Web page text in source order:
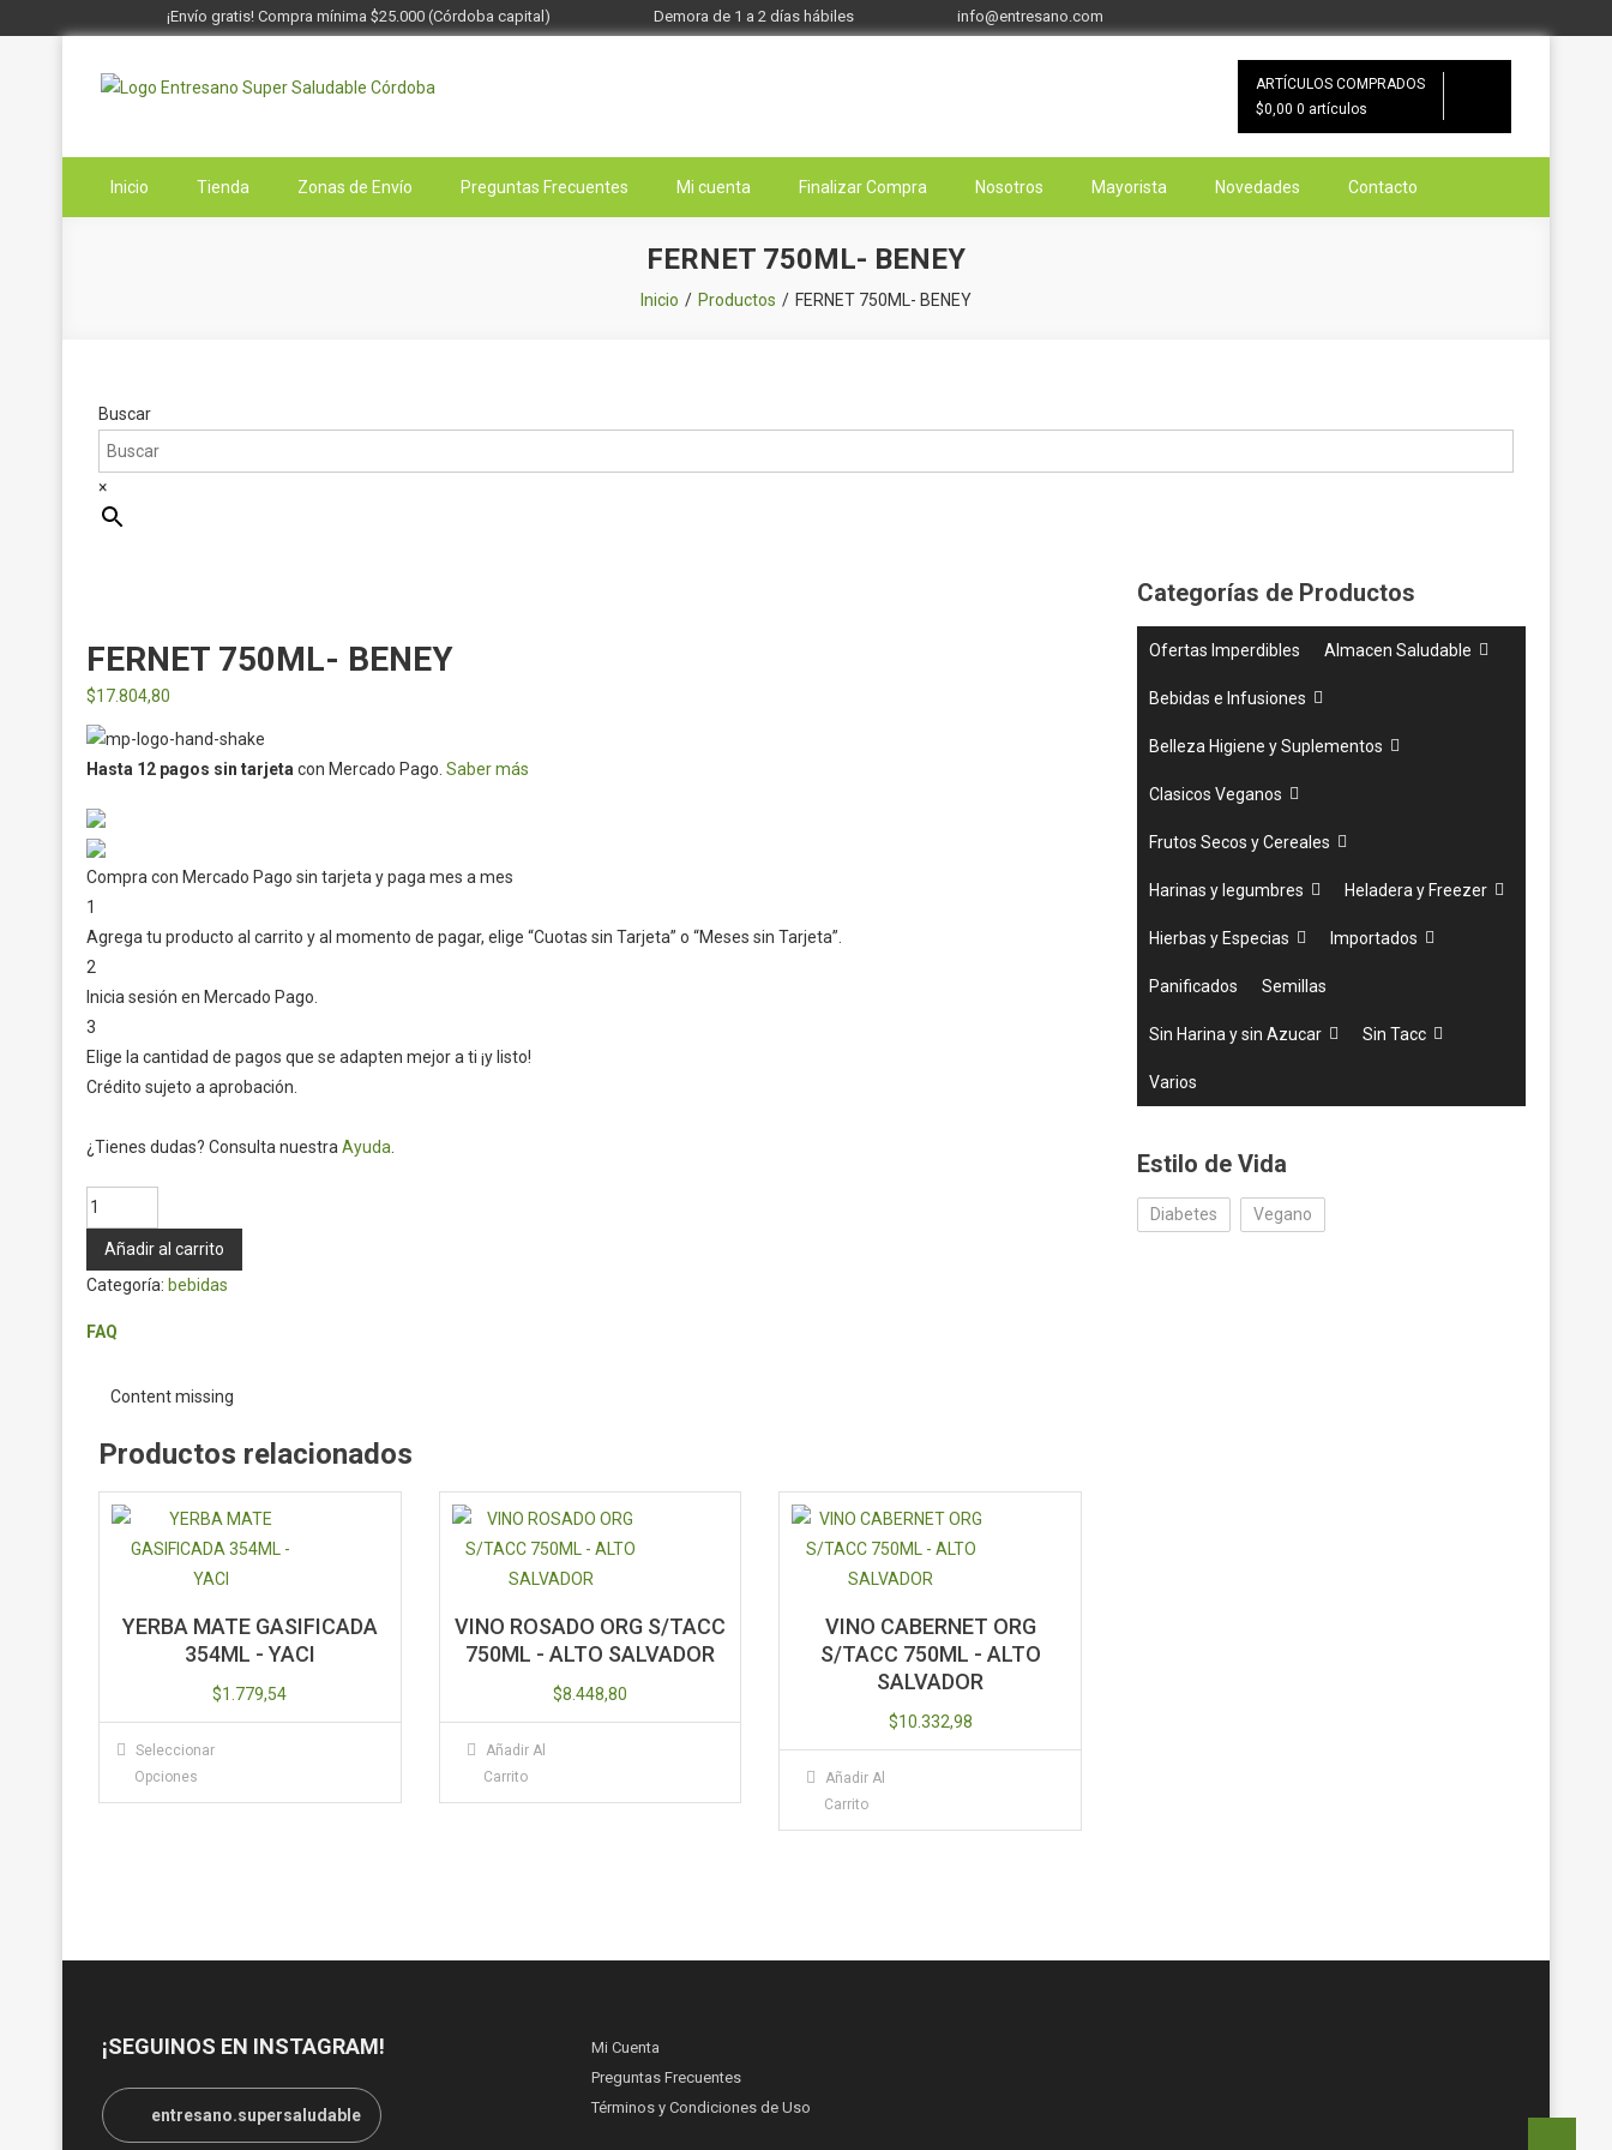
¡Envío gratis! Compra mínima $25.000 (Córdoba capital) Demora de 1 a 2 días hábiles info@entresano.com
ARTÍCULOS COMPRADOS
$0,00 0 artículos
Inicio Tienda Zonas de Envío Preguntas Frecuentes Mi cuenta Finalizar Compra Nosotros Mayorista Novedades Contacto
FERNET 750ML- BENEY
Inicio Productos FERNET 750ML- BENEY
Buscar
×
FERNET 750ML- BENEY
$17.804,80
Hasta 12 pagos sin tarjeta con Mercado Pago. Saber más
Compra con Mercado Pago sin tarjeta y paga mes a mes
1
Agrega tu producto al carrito y al momento de pagar, elige “Cuotas sin Tarjeta” o “Meses sin Tarjeta”.
2
Inicia sesión en Mercado Pago.
3
Elige la cantidad de pagos que se adapten mejor a ti ¡y listo!
Crédito sujeto a aprobación.
¿Tienes dudas? Consulta nuestra Ayuda
FERNET
750ML-
BENEY
cantidad
Añadir al carrito
Categoría: bebidas
FAQ
Content missing
Productos relacionados
YERBA MATE GASIFICADA
354ML - YACI
$1.779,54
Seleccionar
Opciones
en
página
de
VINO ROSADO ORG S/TACC
750ML - ALTO SALVADOR
$8.448,80
Añadir Al
Carrito
VINO CABERNET ORG
S/TACC 750ML - ALTO
SALVADOR
$10.332,98
Añadir Al
Carrito
Categorías de Productos
Ofertas Imperdibles Almacen Saludable
Bebidas e Infusiones
Belleza Higiene y Suplementos
Clasicos Veganos
Frutos Secos y Cereales
Harinas y legumbres Heladera y Freezer
Hierbas y Especias Importados
Panificados Semillas
Sin Harina y sin Azucar Sin Tacc
Varios
Estilo de Vida
Diabetes Vegano
¡SEGUINOS EN INSTAGRAM!
entresano.supersaludable
Mi Cuenta
Preguntas Frecuentes
Términos y Condiciones de Uso